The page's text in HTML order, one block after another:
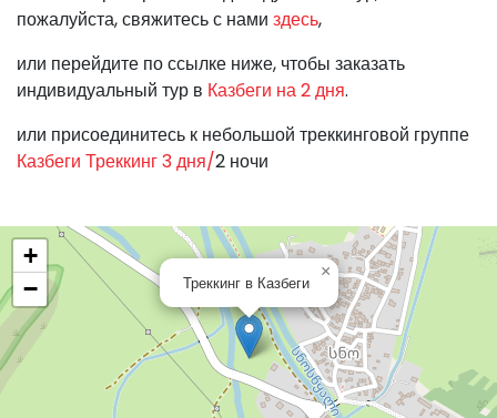
пожалуйста, свяжитесь с нами здесь,
или перейдите по ссылке ниже, чтобы заказать
индивидуальный тур в Казбеги на 2 дня.
или присоединитесь к небольшой треккинговой группе
Казбеги Треккинг 3 дня/2 ночи
Треккинг в Казбеги
×
+
−